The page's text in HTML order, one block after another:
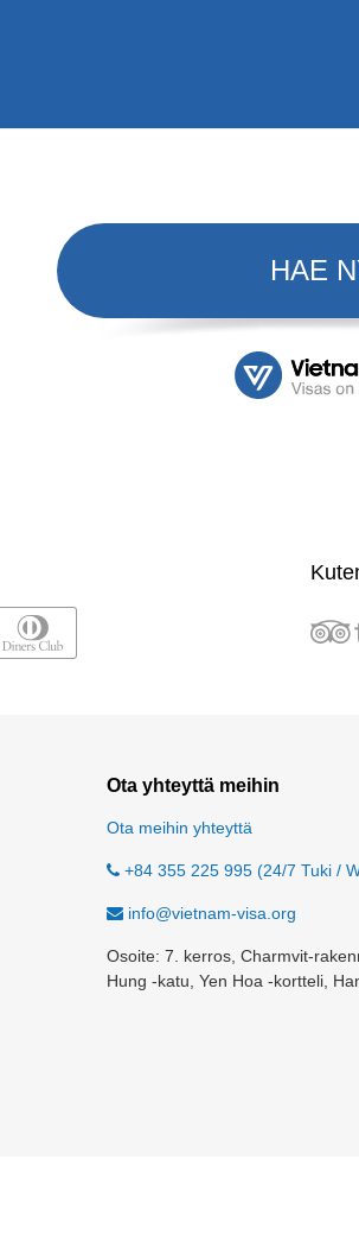
HAE
Ota yhteyttä meihin
Ota meihin yhteyttä
+84 355 225 995 (24/7 Tuki /
info@vietnam-visa.org
Osoite: 7. kerros, Charmvit-
Hung -katu, Yen Hoa -kortteli,